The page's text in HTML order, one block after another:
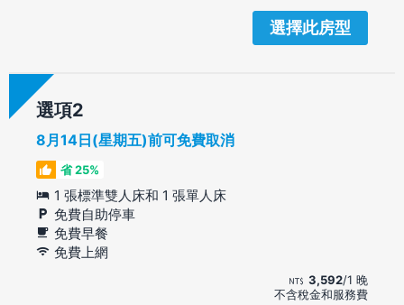
選擇此房型
選項
8月14日(星期五)前可免費取消
省 25%
1 張標準雙人床和 1 張單人床
免費自助停車
免費早餐
免費上網
3,592/1 晚
不含稅金和服務費